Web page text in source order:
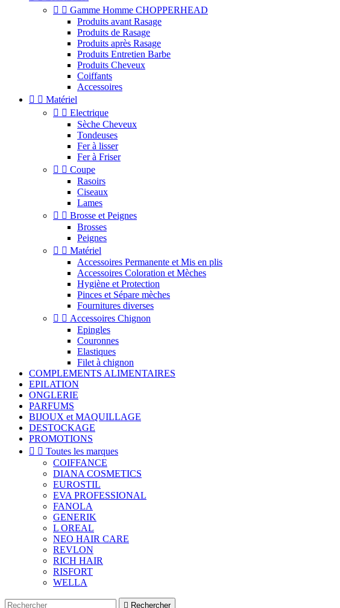
  Gamme Homme CHOPPERHEAD
Produits avant Rasage
Produits de Rasage
Produits après Rasage
Produits Entretien Barbe
Produits Cheveux
Coiffants
Accessoires
  Matériel
  Electrique
Sèche Cheveux
Tondeuses
Fer à lisser
Fer à Friser
  Coupe
Rasoirs
Ciseaux
Lames
  Brosse et Peignes
Brosses
Peignes
  Matériel
Accessoires Permanente et Mis en plis
Accessoires Coloration et Mèches
Hygiène et Protection
Pinces et Sépare mèches
Fournitures diverses
  Accessoires Chignon
Epingles
Couronnes
Elastiques
Filet à chignon
COMPLEMENTS ALIMENTAIRES
EPILATION
ONGLERIE
PARFUMS
BIJOUX et MAQUILLAGE
DESTOCKAGE
PROMOTIONS
  Toutes les marques
COIFFANCE
DIANA COSMETICS
EUROSTIL
EVA PROFESSIONAL
FANOLA
GENERIK
L OREAL
NEO HAIR CARE
REVLON
RICH HAIR
RISFORT
WELLA
 Rechercher